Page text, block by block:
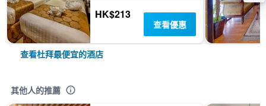
HK$213
查看優惠
查看杜拜最便宜的酒店
其他人的推薦